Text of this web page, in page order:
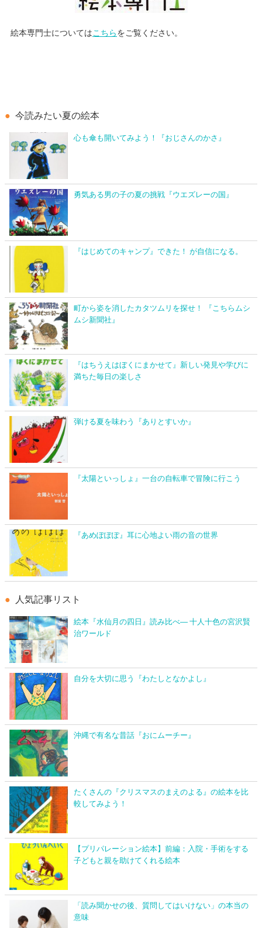
絵本専門士については こちら をご覧ください。
今読みたい夏の絵本
心も傘も開いてみよう！『おじさんのかさ』
勇気ある男の子の夏の挑戦『ウエズレーの国』
『はじめてのキャンプ』できた！ が自信になる。
町から姿を消したカタツムリを探せ！ 『こちらムシ
ムシ新聞社』
『はちうえはぼくにまかせて』新しい発見や学びに
満ちた毎日の楽しさ
弾ける夏を味わう『ありとすいか』
『太陽といっしょ』一台の自転車で冒険に行こう
『あめぽぽぽ』耳に心地よい雨の音の世界
人気記事リスト
絵本『水仙月の四日』読み比べ― 十人十色の宮沢賢
治ワールド
自分を大切に思う『わたしとなかよし』
沖縄で有名な昔話『おにムーチー』
たくさんの『クリスマスのまえのよる』の絵本を比
較してみよう！
【プリパレーション絵本】前編：入院・手術をする
子どもと親を助けてくれる絵本
「読み聞かせの後、質問してはいけない」の本当の
意味